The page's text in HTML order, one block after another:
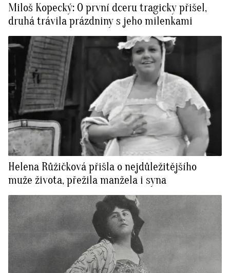
Miloš Kopecký: O první dceru tragicky přišel,
druhá trávila prázdniny s jeho milenkami
Helena Růžičková přišla o nejdůležitějšího
muže života, přežila manžela i syna